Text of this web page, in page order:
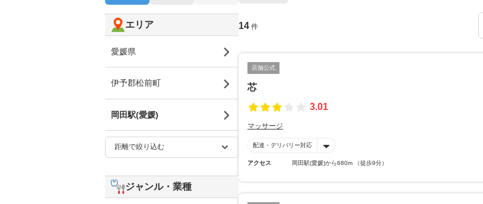
14 件
店舗公式
芯
3.01
マッサージ
配達・デリバリー対応
アクセス 岡田駅(愛媛)から680m （徒歩9分）
エリア
愛媛県
伊予郡松前町
岡田駅(愛媛)
ジャンル・業種